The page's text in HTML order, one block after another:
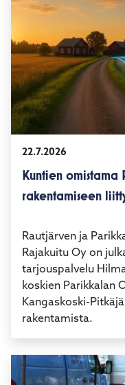
22.7.2026
Kuntien omistama
Rautjärven ja
Rajakuitu Oy on
tarjouspalvelu
koskien Parikkalan